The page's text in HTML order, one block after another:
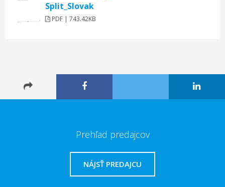
Split_Slovak
PDF | 743.42KB
Prehľad predajcov
NÁJSŤ PREDAJCU